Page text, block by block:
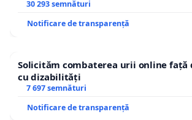
30 293 semnături
Notificare de transparență
Solicităm combaterea urii online față
cu dizabilități
7 697 semnături
Notificare de transparență